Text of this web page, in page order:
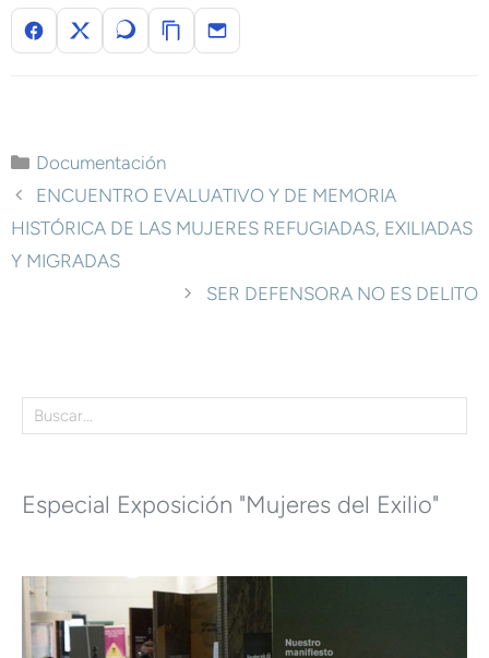
Documentación
ENCUENTRO EVALUATIVO Y DE MEMORIA
HISTÓRICA DE LAS MUJERES REFUGIADAS, EXILIADAS
Y MIGRADAS
SER DEFENSORA NO ES DELITO
Especial Exposición "Mujeres del Exilio"